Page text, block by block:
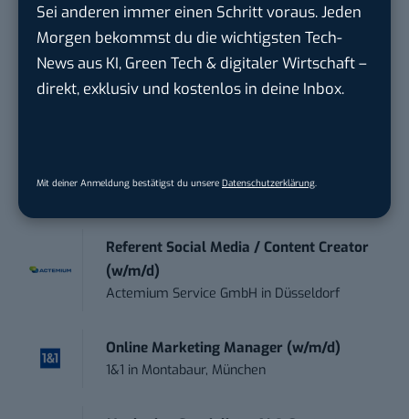
Sei anderen immer einen Schritt voraus. Jeden
Morgen bekommst du die wichtigsten Tech-
News aus KI, Green Tech & digitaler Wirtschaft –
direkt, exklusiv und kostenlos in deine Inbox.
Mit deiner Anmeldung bestätigst du unsere Datenschutzerklärung.
(w/m/d)
Zentrum für Digitale Souveränität der Öffe...
inBochum
meap GmbH Witten
Referent Social Media / Content Creator
(w/m/d)
Actemium Service GmbH in Düsseldorf
Online Marketing Manager (w/m/d)
1&1 in Montabaur, München